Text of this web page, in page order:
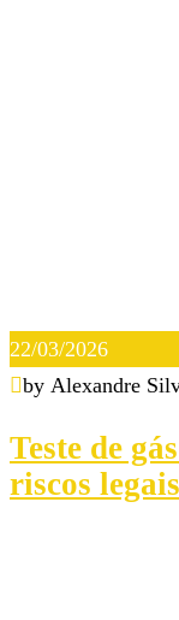
22/03/2026
by Alexandre
Teste de
riscos legais